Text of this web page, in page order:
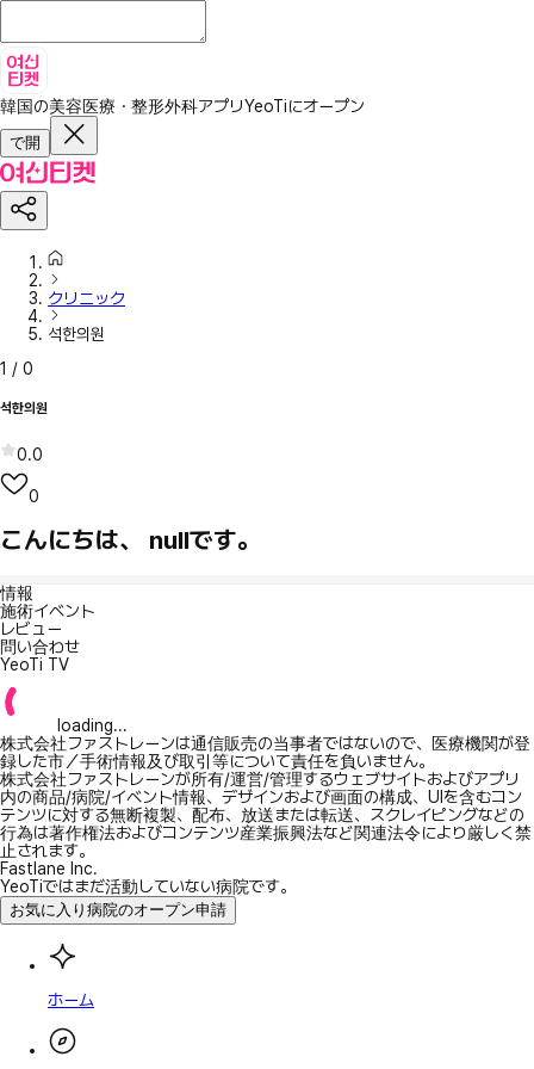
韓国の美容医療・整形外科アプリYeoTiにオープン
で開
クリニック
석한의원
1 / 0
석한의원
0.0
0
こんにちは、 nullです。
情報
施術イベント
レビュー
問い合わせ
YeoTi TV
loading...
株式会社ファストレーンは通信販売の当事者ではないので、医療機関が登
録した市／手術情報及び取引等について責任を負いません。
株式会社ファストレーンが所有/運営/管理するウェブサイトおよびアプリ
内の商品/病院/イベント情報、デザインおよび画面の構成、UIを含むコン
テンツに対する無断複製、配布、放送または転送、スクレイピングなどの
行為は著作権法およびコンテンツ産業振興法など関連法令により厳しく禁
止されます。
Fastlane Inc.
YeoTiではまだ活動していない病院です。
お気に入り病院のオープン申請
ホーム